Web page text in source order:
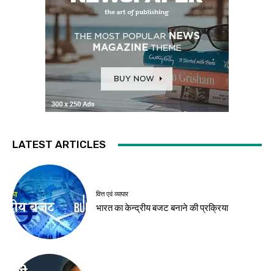
LATEST ARTICLES
वित्त एवं व्यापार
भारत का केन्द्रीय बजट बनाने की प्रक्रिया